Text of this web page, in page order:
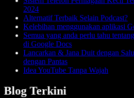
2024
Alternatif Terbaik Selain Podcast?
Kelebihan menggunakan aplikasi
Semua yang anda perlu tahu
di Google Docs
Lancarkan & Jana Duit dengan
dengan Pantas
Idea YouTube Tanpa Wajah
Blog Terkini